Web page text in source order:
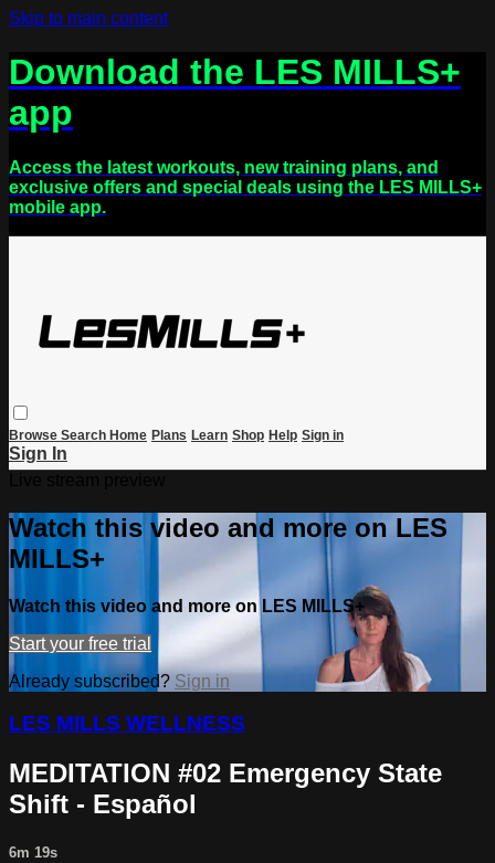
Skip to main content
Download the LES MILLS+
app
Access the latest workouts, new training plans, and
exclusive offers and special deals using the LES MILLS+
mobile app.
Browse Search Home Plans Learn Shop Help Sign in
Sign In
Watch this video and more on LES
MILLS+
Watch this video and more on LES MILLS+
Start your free trial
Already subscribed? Sign in
LES MILLS WELLNESS
MEDITATION #02 Emergency State
Shift - Español
6m 19s